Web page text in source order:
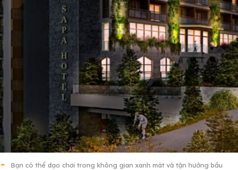
Bạn có thể dạo chơi trong không gian xanh mát và tận hưởng bầu